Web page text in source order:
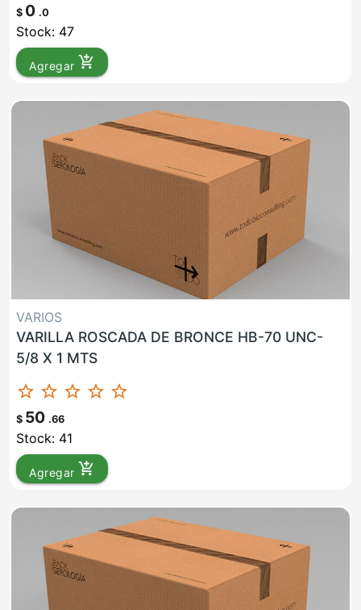
$ 0 .0
Stock: 47
Agregar add_shopping_cart
VARIOS
VARILLA ROSCADA DE BRONCE HB-70 UNC-
5/8 X 1 MTS
star_border star_border star_border star_border star_border
$ 50 .66
Stock: 41
Agregar add_shopping_cart